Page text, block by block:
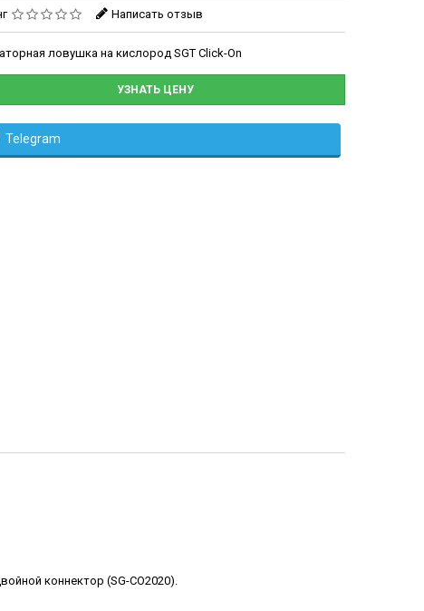
Написать отзыв
ловушка на кислород SGT Click-On
УЗНАТЬ ЦЕНУ
Telegram
коннектор (SG-CO2020).